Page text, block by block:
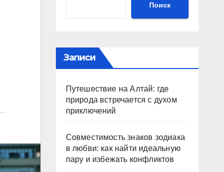
Поиск
Записи
Путешествие на Алтай: где
природа встречается с духом
приключений
Совместимость знаков зодиака
в любви: как найти идеальную
пару и избежать конфликтов